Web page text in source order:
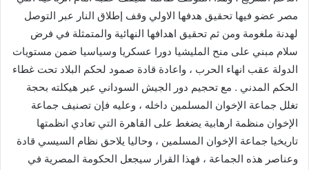
مصر عضو فيها تحقيق هدفها الاولي وقف إطلاق النار عبر التوصل
لهدنة ملغومة ومن ثم تحقيق اهدافها النهائية والمتمثلة في فرض
سلام مبني على منح المليشيا دورا عسكريا وسياسيا ضمن مستويات
الدولة عقب انهاء الحرب ، واعادة قادة صمود لحكم البلاد تحت غطاء
الحكم المدني . مع تحجيم دور الجيش السوداني عبر هيكلته بحجة
تغلل جماعة الإخوان المسلمين داخله ، وعليه فإن تصنيف جماعة
الإخوان منظمة ارهابية يضغط على القاهرة التي تعادي انظمتها
تاريخيا جماعة الإخوان المسلمين ، وحاليا يلاحق نظام السيسي قادة
وعناصر هذه الجماعة ، فهذا القرار سيجعل الحكومة المصرية في